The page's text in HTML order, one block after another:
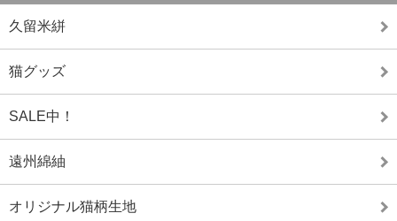
久留米絣
猫グッズ
SALE中！
遠州綿紬
オリジナル猫柄生地